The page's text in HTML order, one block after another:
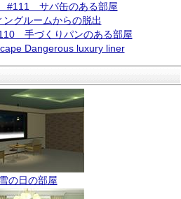
#111 サバ缶のある部屋
ングルームからの脱出
手づくりパンのある部屋
Dangerous luxury liner
雪の日の部屋